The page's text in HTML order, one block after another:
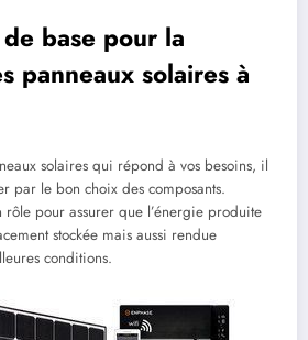
base pour la
panneaux solaires à
solaires qui répond à vos besoins, il
par le bon choix des composants.
rôle pour assurer que l’énergie produite
stockée mais aussi rendue
conditions.